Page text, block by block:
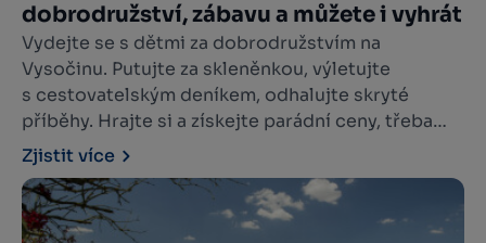
dobrodružství, zábavu a můžete i vyhrát
Vydejte se s dětmi za dobrodružstvím na
Vysočinu. Putujte za skleněnkou, výletujte
s cestovatelským deníkem, odhalujte skryté
příběhy. Hrajte si a získejte parádní ceny, třeba
pobyt ve sklárně, vstupenku do zoo či deskovou
hru.
Zjistit více